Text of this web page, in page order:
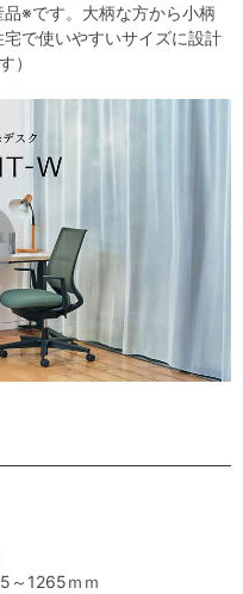
※です。大柄な方から小柄
で使いやすいサイズに設計
）
～1265ｍｍ